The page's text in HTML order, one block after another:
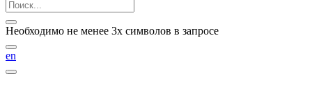
Необходимо не менее 3х символов в запросе
en